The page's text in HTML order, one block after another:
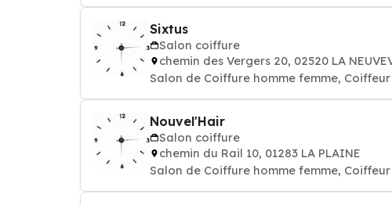
Sixtus
Salon coiffure
chemin des Vergers 20, 02520 LA
Salon de Coiffure homme femme, Coiffeur
Nouvel'Hair
Salon coiffure
chemin du Rail 10, 01283 LA PLAINE
Salon de Coiffure homme femme, Coiffeur